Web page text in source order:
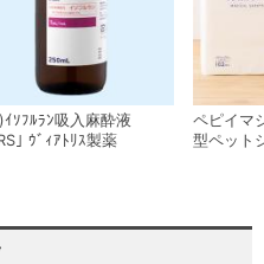
ｿﾌﾙﾗﾝ吸入麻酔液
｣ ｳﾞｨｱﾄﾘｽ製薬
ペピイマ
型ペット